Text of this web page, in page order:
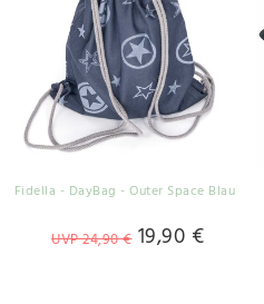
Fidella - DayBag - Outer Space Blau
UVP 24,90 € 19,90 €